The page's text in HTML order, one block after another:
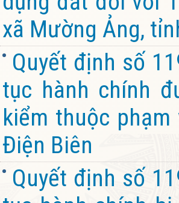
xã Mường Ảng,
Quyết định số
tục hành chính
kiểm thuộc
Điện Biên
Quyết định số